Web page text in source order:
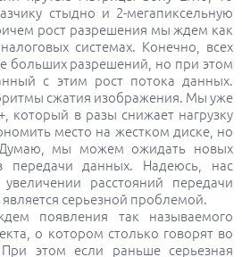
стыдно и 2-мегапиксельную
рост разрешения мы ждем как
системах. Конечно, всех
больших разрешений, но при этом
с этим рост потока данных.
сжатия изображения. Мы уже
который в разы снижает нагрузку
место на жестком диске, но
мы можем ожидать новых
передачи данных. Надеюсь, нас
расстояний передачи
серьезной проблемой.
появления так называемого
о котором столько говорят во
этом если раньше серьезная